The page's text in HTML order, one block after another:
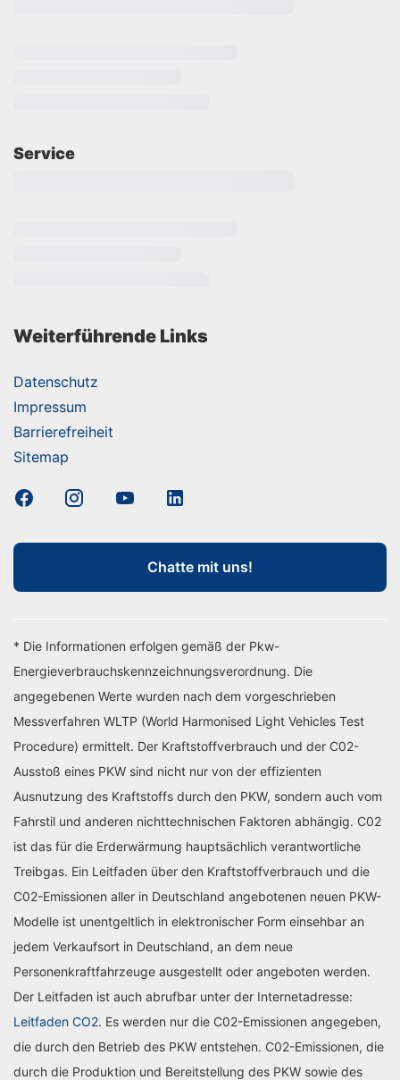
Service
Weiterführende Links
Datenschutz
Impressum
Barrierefreiheit
Sitemap
Chatte mit uns!
* Die Informationen erfolgen gemäß der Pkw-
Energieverbrauchskennzeichnungsverordnung. Die
angegebenen Werte wurden nach dem vorgeschrieben
Messverfahren WLTP (World Harmonised Light Vehicles Test
Procedure) ermittelt. Der Kraftstoffverbrauch und der C02-
Ausstoß eines PKW sind nicht nur von der effizienten
Ausnutzung des Kraftstoffs durch den PKW, sondern auch vom
Fahrstil und anderen nichttechnischen Faktoren abhängig. C02
ist das für die Erderwärmung hauptsächlich verantwortliche
Treibgas. Ein Leitfaden über den Kraftstoffverbrauch und die
C02-Emissionen aller in Deutschland angebotenen neuen PKW-
Modelle ist unentgeltlich in elektronischer Form einsehbar an
jedem Verkaufsort in Deutschland, an dem neue
Personenkraftfahrzeuge ausgestellt oder angeboten werden.
Der Leitfaden ist auch abrufbar unter der Internetadresse:
Leitfaden CO2. Es werden nur die C02-Emissionen angegeben,
die durch den Betrieb des PKW entstehen. C02-Emissionen, die
durch die Produktion und Bereitstellung des PKW sowie des